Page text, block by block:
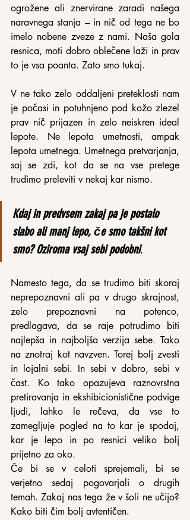
ogrožene ali znervirane zaradi našega
naravnega stanja – in nič od tega ne bo
imelo nobene zveze z nami. Naša gola
resnica, moti dobro oblečene laži in prav
to je vsa poanta. Zato smo tukaj.
V ne tako zelo oddaljeni preteklosti nam
je počasi in potuhnjeno pod kožo zlezel
prav nič prijazen in zelo neiskren ideal
lepote. Ne lepota umetnosti, ampak
lepota umetnega. Umetnega pretvarjanja,
saj se zdi, kot da se na vse pretege
trudimo preleviti v nekaj kar nismo.
Kdaj in predvsem zakaj pa je postalo
slabo ali manj lepo, če smo takšni kot
smo? Oziroma vsaj sebi podobni.
Namesto tega, da se trudimo biti skoraj
neprepoznavni ali pa v drugo skrajnost,
zelo prepoznavni na potenco,
predlagava, da se raje potrudimo biti
najlepša in najboljša verzija sebe. Tako
na znotraj kot navzven. Torej bolj zvesti
in lojalni sebi. In sebi v dobro, sebi v
čast. Ko tako opazujeva raznovrstna
pretiravanja in ekshibicionistične podvige
ljudi, lahko le rečeva, da vse to
zamegljuje pogled na to kar je spodaj,
kar je lepo in po resnici veliko bolj
prijetno za oko.
Če bi se v celoti sprejemali, bi se
verjetno sedaj pogovarjali o drugih
temah. Zakaj nas tega že v šoli ne učijo?
Kako biti čim bolj avtentičen.